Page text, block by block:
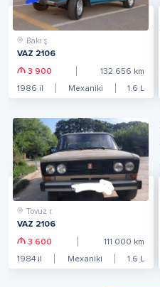
Bakı ş.
VAZ 2106
3 900 132 656 km
1986 il Mexaniki 1.6 L
Tovuz r.
VAZ 2106
3 600 111 000 km
1984 il Mexaniki 1.6 L